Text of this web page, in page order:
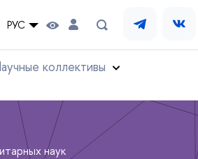
РУС
коллективы
наук